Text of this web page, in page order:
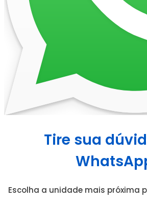
Tire sua
Escolha a unidade mais próxima